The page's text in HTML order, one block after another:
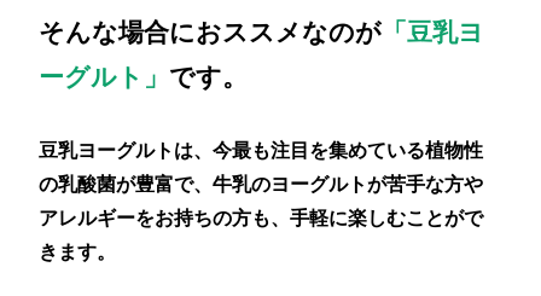
そんな場合におススメなのが 「豆乳ヨ
ーグルト」 です。
豆乳ヨーグルトは、今最も注目を集めている植物性
の乳酸菌が豊富で、牛乳のヨーグルトが苦手な方や
アレルギーをお持ちの方も、手軽に楽しむことがで
きます。